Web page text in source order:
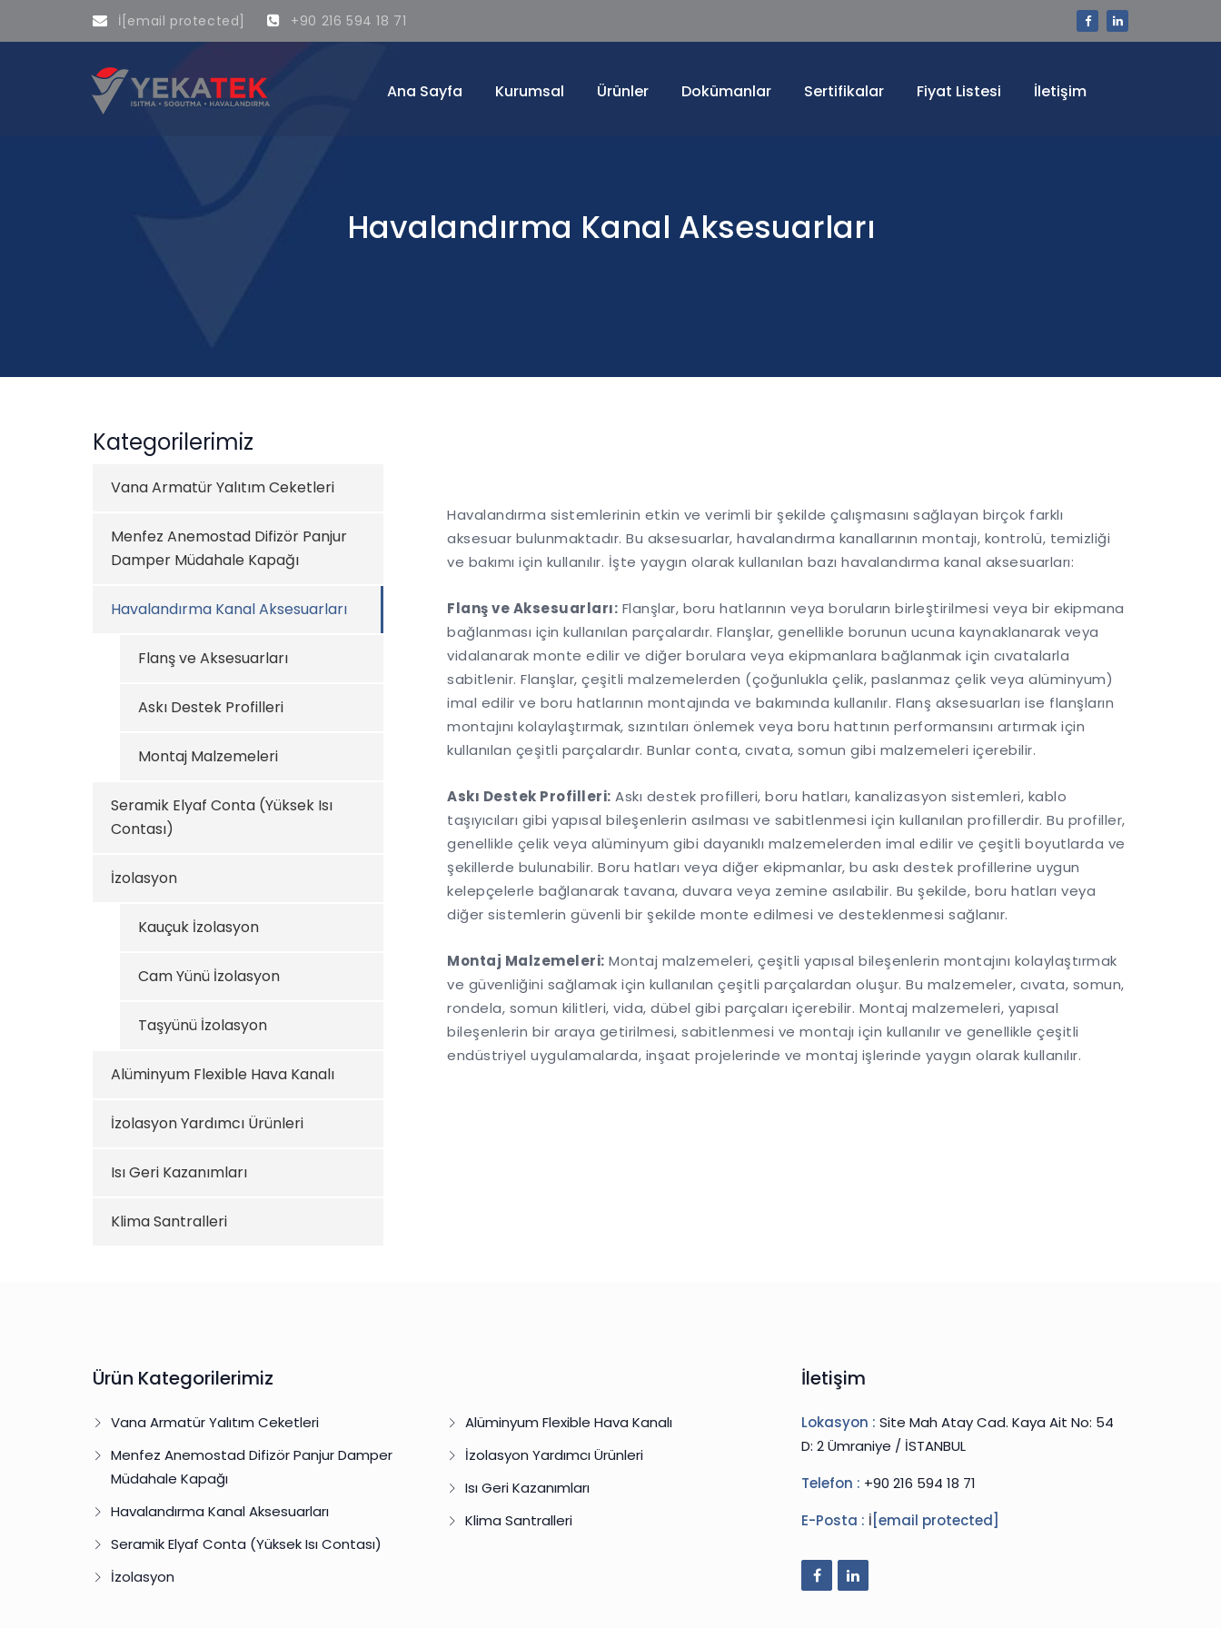
İ [email protected] +90 216 594 18 71
Ana Sayfa Kurumsal Ürünler Dokümanlar Sertifikalar Fiyat Listesi İletişim
Havalandırma Kanal Aksesuarları
Kategorilerimiz
Vana Armatür Yalıtım Ceketleri
Menfez Anemostad Difizör Panjur
Damper Müdahale Kapağı
Havalandırma Kanal Aksesuarları
Flanş ve Aksesuarları
Askı Destek Profilleri
Montaj Malzemeleri
Seramik Elyaf Conta (Yüksek Isı
Contası)
İzolasyon
Kauçuk İzolasyon
Cam Yünü İzolasyon
Taşyünü İzolasyon
Alüminyum Flexible Hava Kanalı
İzolasyon Yardımcı Ürünleri
Isı Geri Kazanımları
Klima Santralleri
Havalandırma sistemlerinin etkin ve verimli bir şekilde çalışmasını sağlayan birçok farklı
aksesuar bulunmaktadır. Bu aksesuarlar, havalandırma kanallarının montajı, kontrolü, temizliği
ve bakımı için kullanılır. İşte yaygın olarak kullanılan bazı havalandırma kanal aksesuarları:
Flanş ve Aksesuarları: Flanşlar, boru hatlarının veya boruların birleştirilmesi veya bir ekipmana
bağlanması için kullanılan parçalardır. Flanşlar, genellikle borunun ucuna kaynaklanarak veya
vidalanarak monte edilir ve diğer borulara veya ekipmanlara bağlanmak için cıvatalarla
sabitlenir. Flanşlar, çeşitli malzemelerden (çoğunlukla çelik, paslanmaz çelik veya alüminyum)
imal edilir ve boru hatlarının montajında ve bakımında kullanılır. Flanş aksesuarları ise flanşların
montajını kolaylaştırmak, sızıntıları önlemek veya boru hattının performansını artırmak için
kullanılan çeşitli parçalardır. Bunlar conta, cıvata, somun gibi malzemeleri içerebilir.
Askı Destek Profilleri: Askı destek profilleri, boru hatları, kanalizasyon sistemleri, kablo
taşıyıcıları gibi yapısal bileşenlerin asılması ve sabitlenmesi için kullanılan profillerdir. Bu profiller,
genellikle çelik veya alüminyum gibi dayanıklı malzemelerden imal edilir ve çeşitli boyutlarda ve
şekillerde bulunabilir. Boru hatları veya diğer ekipmanlar, bu askı destek profillerine uygun
kelepçelerle bağlanarak tavana, duvara veya zemine asılabilir. Bu şekilde, boru hatları veya
diğer sistemlerin güvenli bir şekilde monte edilmesi ve desteklenmesi sağlanır.
Montaj Malzemeleri: Montaj malzemeleri, çeşitli yapısal bileşenlerin montajını kolaylaştırmak
ve güvenliğini sağlamak için kullanılan çeşitli parçalardan oluşur. Bu malzemeler, cıvata, somun,
rondela, somun kilitleri, vida, dübel gibi parçaları içerebilir. Montaj malzemeleri, yapısal
bileşenlerin bir araya getirilmesi, sabitlenmesi ve montajı için kullanılır ve genellikle çeşitli
endüstriyel uygulamalarda, inşaat projelerinde ve montaj işlerinde yaygın olarak kullanılır.
Ürün Kategorilerimiz
Vana Armatür Yalıtım Ceketleri
Menfez Anemostad Difizör Panjur Damper
Müdahale Kapağı
Havalandırma Kanal Aksesuarları
Seramik Elyaf Conta (Yüksek Isı Contası)
İzolasyon
Alüminyum Flexible Hava Kanalı
İzolasyon Yardımcı Ürünleri
Isı Geri Kazanımları
Klima Santralleri
İletişim
Lokasyon : Site Mah Atay Cad. Kaya Ait No: 54
D: 2 Ümraniye / İSTANBUL
Telefon : +90 216 594 18 71
E-Posta : İ [email protected]